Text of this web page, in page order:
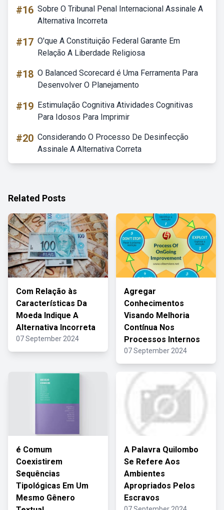
#16 Sobre O Tribunal Penal Internacional Assinale A
Alternativa Incorreta
#17 O'que A Constituição Federal Garante Em
Relação A Liberdade Religiosa
#18 O Balanced Scorecard é Uma Ferramenta Para
Desenvolver O Planejamento
#19 Estimulação Cognitiva Atividades Cognitivas
Para Idosos Para Imprimir
#20 Considerando O Processo De Desinfecção
Assinale A Alternativa Correta
Related Posts
Com Relação às
Características Da
Moeda Indique A
Alternativa Incorreta
07 September 2024
Agregar
Conhecimentos
Visando Melhoria
Contínua Nos
Processos Internos
07 September 2024
é Comum
Coexistirem
Sequências
Tipológicas Em Um
Mesmo Gênero
A Palavra Quilombo
Se Refere Aos
Ambientes
Apropriados Pelos
Escravos